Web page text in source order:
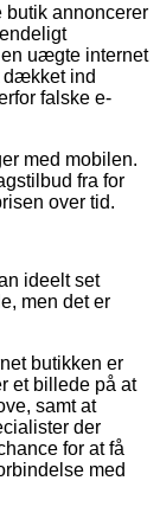
butik annoncerer
uægte internet
dækket ind
falske e-
med mobilen.
fra for
over tid.
ideelt set
men det er
butikken er
et billede på at
samt at
der
for at få
med